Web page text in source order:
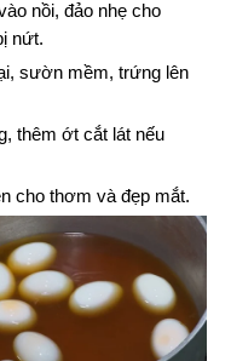
nồi, đảo nhẹ cho
nứt.
sườn mềm, trứng lên
thêm ớt cắt lát nếu
cho thơm và đẹp mắt.